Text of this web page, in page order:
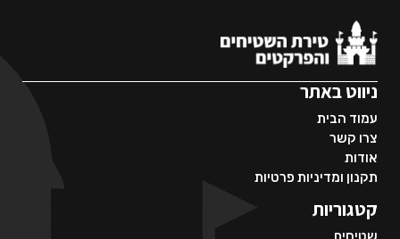
ניווט באתר
עמוד הבית
צרו קשר
אודות
תקנון ומדיניות פרטיות
קטגוריות